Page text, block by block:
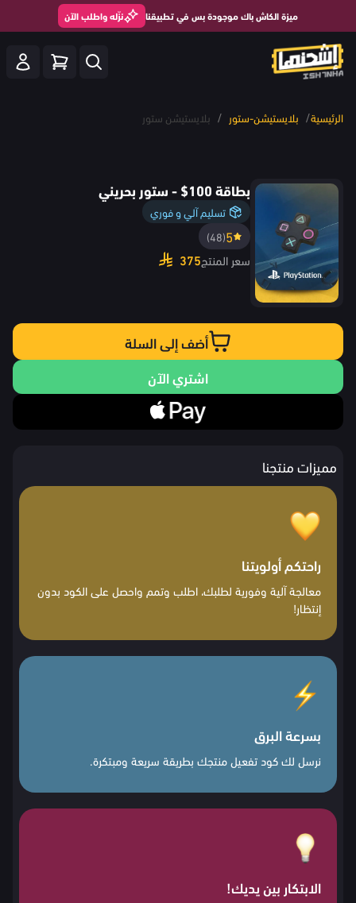
ميزة الكاش باك موجودة بس في تطبيقنا نزّله واطلب الآن
الرئيسية/ بلايستيشن-ستور / بلايستيشن ستور
بطاقة 100$ - ستور بحريني
تسليم آلي و فوري
5
(48)
سعر المنتج375
أضف إلى السلة
اشتري الآن
مميزات منتجنا
راحتكم أولويتنا
معالجة آلية وفورية لطلبك، اطلب وتمم واحصل على الكود بدون
إنتظار!
بسرعة البرق
نرسل لك كود تفعيل منتجك بطريقة سريعة ومبتكرة.
الابتكار بين يديك!